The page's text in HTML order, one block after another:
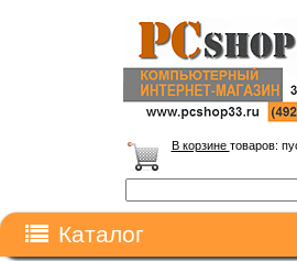
В корзине товаров:
Каталог